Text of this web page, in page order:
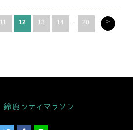
11 12 13 14 ... 20 >